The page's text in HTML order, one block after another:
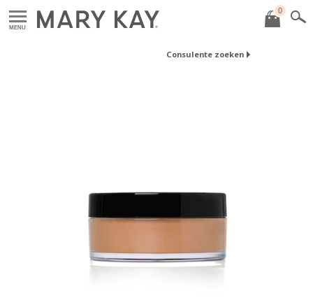
MENU
0
Consulente zoeken